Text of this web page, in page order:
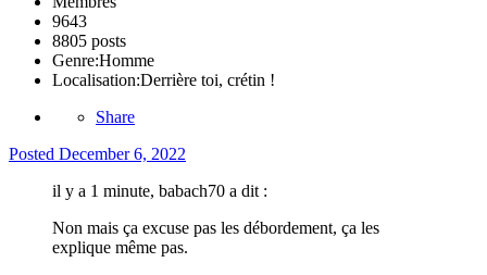
9643
8805 posts
Genre:Homme
Localisation:Derrière toi, crétin !
Share
Posted December 6, 2022
il y a 1 minute, babach70 a dit :
Non mais ça excuse pas les débordement, ça les
explique même pas.